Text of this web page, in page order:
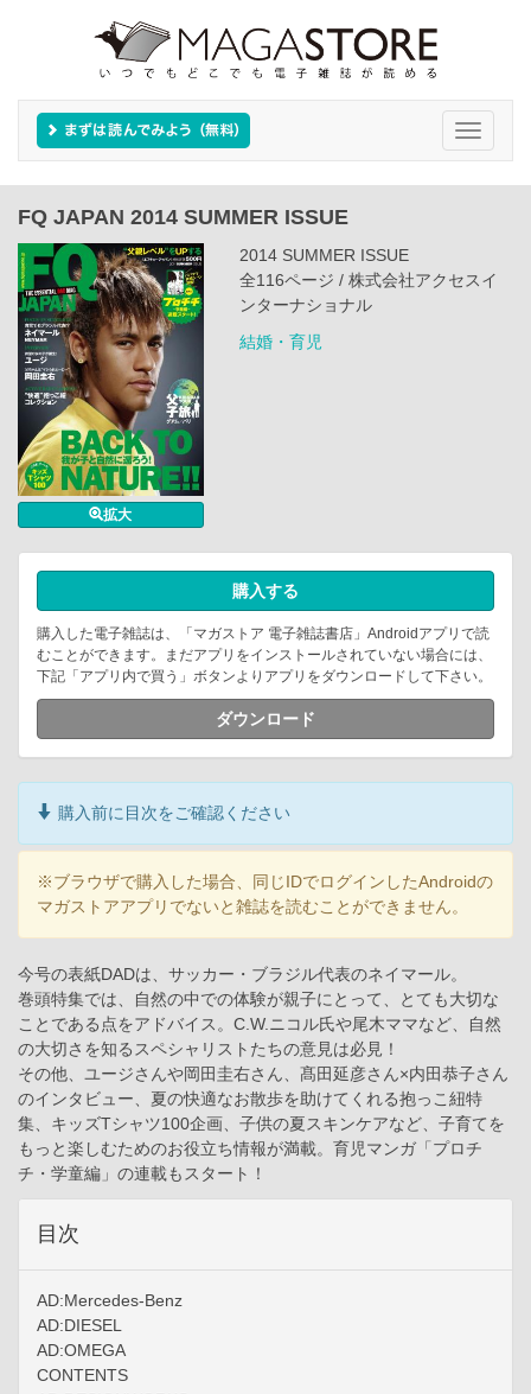
Toggle
FQ JAPAN 2014 SUMMER ISSUE
拡大
2014 SUMMER ISSUE
全116ページ / 株式会社アクセスイ
ンターナショナル
結婚・育児
購入する
購入した電子雑誌は、「マガストア 電子雑誌書店」Androidアプリで読
むことができます。まだアプリをインストールされていない場合には、
下記「アプリ内で買う」ボタンよりアプリをダウンロードして下さい。
ダウンロード
購入前に目次をご確認ください
※ブラウザで購入した場合、同じIDでログインしたAndroidの
マガストアアプリでないと雑誌を読むことができません。
今号の表紙DADは、サッカー・ブラジル代表のネイマール。
巻頭特集では、自然の中での体験が親子にとって、とても大切な
ことである点をアドバイス。C.W.ニコル氏や尾木ママなど、自然
の大切さを知るスペシャリストたちの意見は必見！
その他、ユージさんや岡田圭右さん、髙田延彦さん×内田恭子さん
のインタビュー、夏の快適なお散歩を助けてくれる抱っこ紐特
集、キッズTシャツ100企画、子供の夏スキンケアなど、子育てを
もっと楽しむためのお役立ち情報が満載。育児マンガ「プロチ
チ・学童編」の連載もスタート！
目次
AD:Mercedes-Benz
AD:DIESEL
AD:OMEGA
CONTENTS